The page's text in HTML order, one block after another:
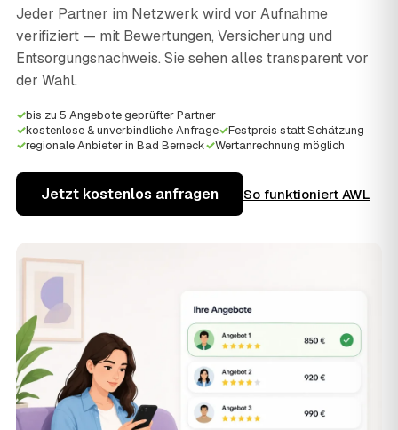
Jeder Partner im Netzwerk wird vor Aufnahme
verifiziert — mit Bewertungen, Versicherung und
Entsorgungsnachweis. Sie sehen alles transparent vor
der Wahl.
✓bis zu 5 Angebote geprüfter Partner
✓kostenlose & unverbindliche Anfrage✓Festpreis statt Schätzung
✓regionale Anbieter in Bad Berneck✓Wertanrechnung möglich
Jetzt kostenlos anfragen So funktioniert AWL